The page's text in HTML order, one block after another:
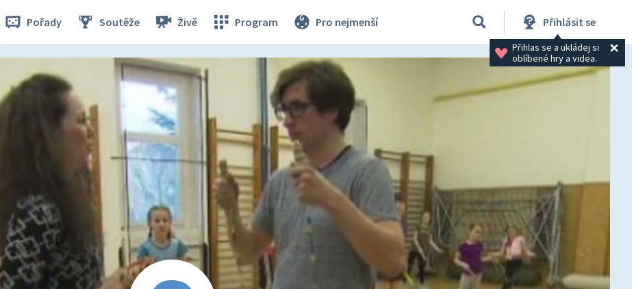
Pořady Soutěže Živě Program Pro nejmenší Přihlásit se
Přihlas se a ukládej si
oblíbené hry a videa.